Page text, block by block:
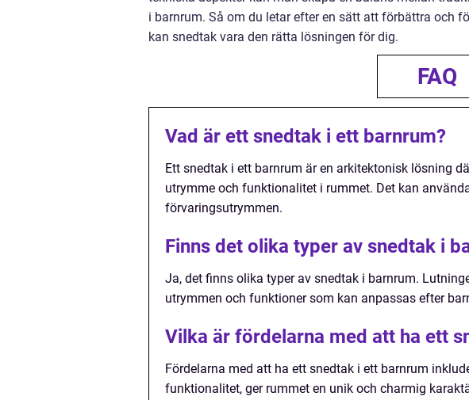
i barnrum. Så om du letar efter en sätt att förbättra och
kan snedtak vara den rätta lösningen för dig.
FAQ
Vad är ett snedtak i ett barnrum?
Ett snedtak i ett barnrum är en arkitektonisk lösning
utrymme och funktionalitet i rummet. Det kan
förvaringsutrymmen.
Finns det olika typer av snedtak i
Ja, det finns olika typer av snedtak i barnrum.
utrymmen och funktioner som kan anpassas efter
Vilka är fördelarna med att ha ett
Fördelarna med att ha ett snedtak i ett barnrum
funktionalitet, ger rummet en unik och charmig